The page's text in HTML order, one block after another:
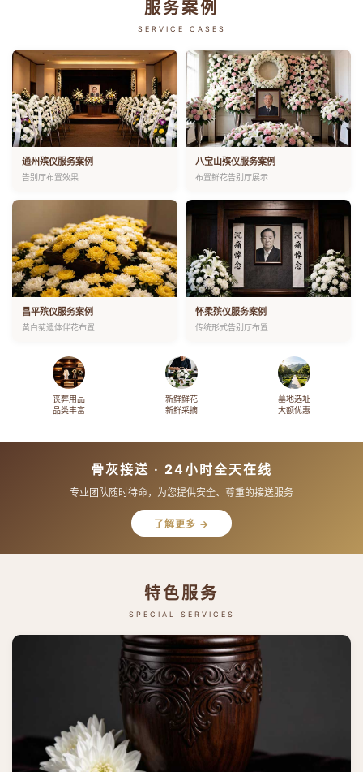
服务案例
SERVICE CASES
通州殡仪服务案例
告别厅布置效果
八宝山殡仪服务案例
布置鲜花告别厅展示
昌平殡仪服务案例
黄白菊遗体伴花布置
怀柔殡仪服务案例
传统形式告别厅布置
丧葬用品
品类丰富
新鲜鲜花
新鲜采摘
墓地选址
大额优惠
骨灰接送 · 24小时全天在线
专业团队随时待命，为您提供安全、尊重的接送服务
了解更多 →
特色服务
SPECIAL SERVICES